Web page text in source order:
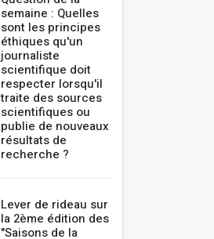
semaine : Quelles
sont les principes
éthiques qu'un
journaliste
scientifique doit
respecter lorsqu'il
traite des sources
scientifiques ou
publie de nouveaux
résultats de
recherche ?
Lever de rideau sur
la 2ème édition des
"Saisons de la